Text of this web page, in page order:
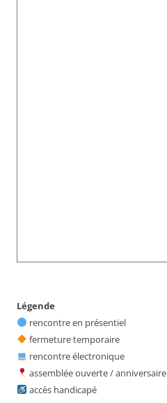
Légende
rencontre en présentiel
fermeture temporaire
rencontre électronique
assemblée ouverte / anniversaire
accès handicapé